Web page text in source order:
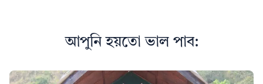
আপুনি হয়তো ভাল পাব: